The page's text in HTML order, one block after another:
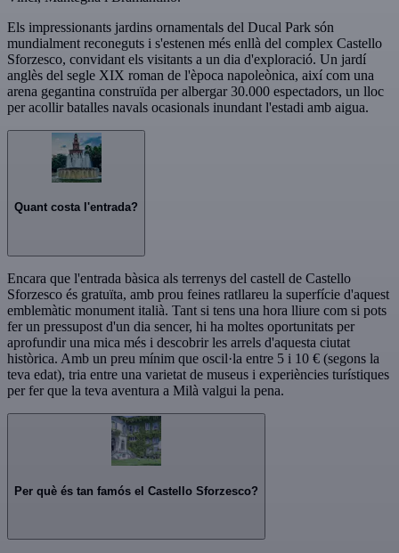
Els impressionants jardins ornamentals del Ducal Park són
mundialment reconeguts i s'estenen més enllà del complex Castello
Sforzesco, convidant els visitants a un dia d'exploració. Un jardí
anglès del segle XIX roman de l'època napoleònica, així com una
arena gegantina construïda per albergar 30.000 espectadors, un lloc
per acollir batalles navals ocasionals inundant l'estadi amb aigua.
Quant costa l'entrada?
Encara que l'entrada bàsica als terrenys del castell de Castello
Sforzesco és gratuïta, amb prou feines ratllareu la superfície d'aquest
emblemàtic monument italià. Tant si tens una hora lliure com si pots
fer un pressupost d'un dia sencer, hi ha moltes oportunitats per
aprofundir una mica més i descobrir les arrels d'aquesta ciutat
històrica. Amb un preu mínim que oscil·la entre 5 i 10 € (segons la
teva edat), tria entre una varietat de museus i experiències turístiques
per fer que la teva aventura a Milà valgui la pena.
Per què és tan famós el Castello Sforzesco?